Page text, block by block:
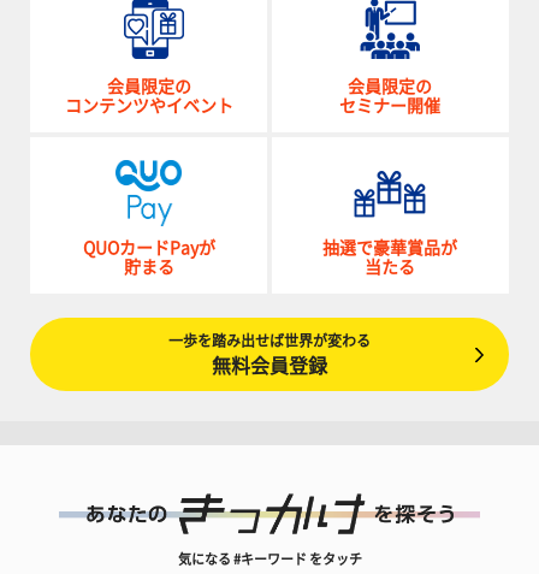
会員限定の
コンテンツやイベント
会員限定の
セミナー開催
QUOカードPayが
貯まる
抽選で豪華賞品が
当たる
一歩を踏み出せば世界が変わる
無料会員登録
気になる #キーワード をタッチ